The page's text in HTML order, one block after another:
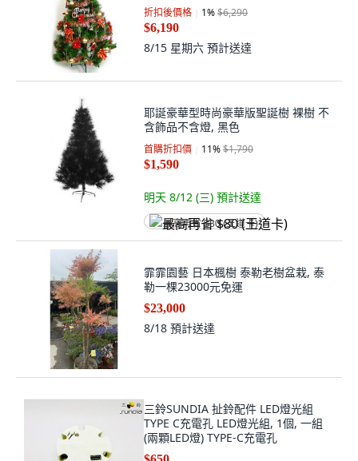
折扣後價格 1%$6,290
$6,190
8/15 星期六 預計送達
耶誕豪華型時尚豪華版聖誕樹 裸樹 不
含飾品不含燈, 黑色
首購折扣價 11%$1,790
$1,590
明天 8/12 (三) 預計送達
最高再省 $80 (王道卡)
霏霏園藝 日本楓樹 泰勒老樹盆栽, 泰
勒一棵23000元免運
$23,000
8/18 預計送達
三鈴SUNDIA 扯鈴配件 LED燈光組
TYPE C充電孔 LED燈光組, 1個, 一組
(兩顆LED燈) TYPE-C充電孔